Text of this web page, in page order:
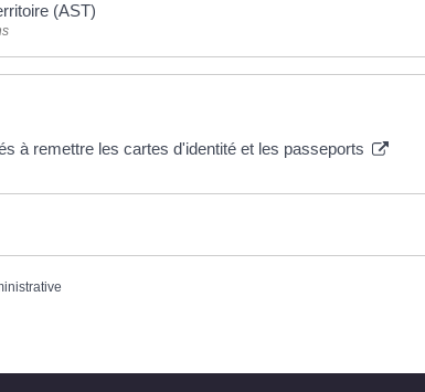
(AST)
à remettre les cartes d'identité et les passeports